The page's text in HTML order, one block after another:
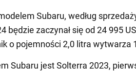
Subaru, według
będzie zaczynał się od 24 995
o pojemności 2,0 litra wytwarza
Subaru jest Solterra 2023,